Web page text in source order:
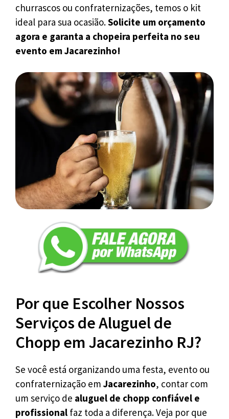
churrascos ou confraternizações, temos o kit
ideal para sua ocasião.Solicite um orçamento
agora e garanta a chopeira perfeita no seu
evento em Jacarezinho!
Por que Escolher Nossos
Serviços de Aluguel de
Chopp em Jacarezinho RJ?
Se você está organizando uma festa, evento ou
confraternização em Jacarezinho, contar com
um serviço de aluguel de chopp confiável e
profissional faz toda a diferença. Veja por que